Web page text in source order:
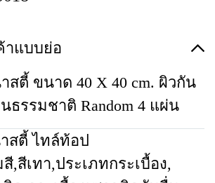
าแบบย่อ
สตี้ ขนาด 40 X 40 cm. ผิวกัน
ธรรมชาติ Random 4 แผ่น
สตี้ ไทล์ท้อป
สี,สีเทา,ประเภทกระเบื้อง,